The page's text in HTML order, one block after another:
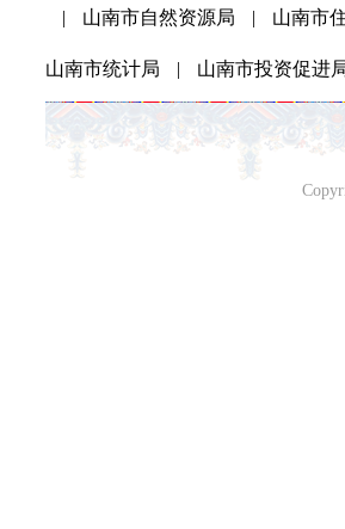
| 山南市自然资源局 | 山南市
山南市统计局 | 山南市投资促进